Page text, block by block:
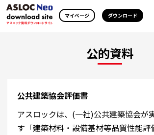
マイページ ダウンロード
公的資料
公共建築協会評価書
アスロックは、(一社)公共建築協会が
す「建築材料・設備基材等品質性能評